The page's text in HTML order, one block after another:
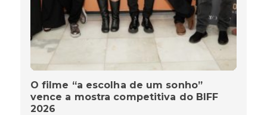
O filme “a escolha de um sonho”
vence a mostra competitiva do BIFF
2026